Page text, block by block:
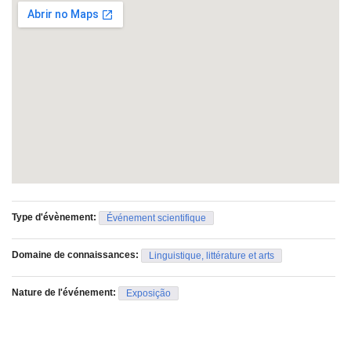
trabalho dos alunos. Diversos alunos já foram selecionados
para participar de mostras do Salão Design Movelsul 2014 e
Type d'évènement: Événement scientifique
Domaine de connaissances: Linguistique, littérature et arts
Nature de l'événement: Exposição